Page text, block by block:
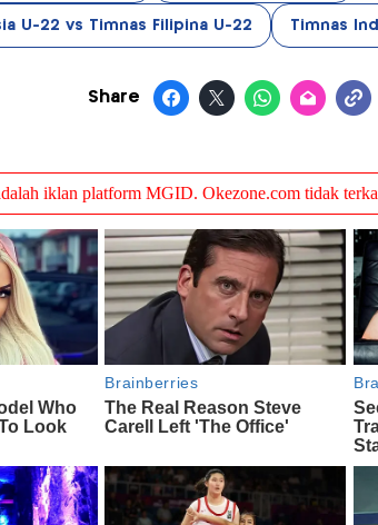
U-22 vs Timnas Filipina U-22 Timnas
Share